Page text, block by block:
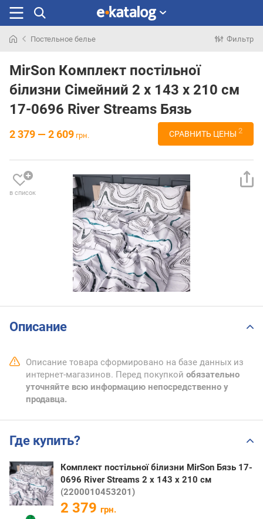
раньше
Постельное белье Фильтр
MirSon Комплект постільної
білизни Сімейний 2 x 143 x 210 см
17-0696 River Streams Бязь
2 379 — 2 609 грн. СРАВНИТЬ ЦЕНЫ 2
в список
Описание
Описание товара сформировано на базе данных из
интернет-магазинов. Перед покупкой обязательно
уточняйте всю информацию непосредственно у
продавца.
Где купить?
Комплект постільної білизни MirSon Бязь 17-
0696 River Streams 2 x 143 x 210 см
(2200010453201)
2 379 грн.